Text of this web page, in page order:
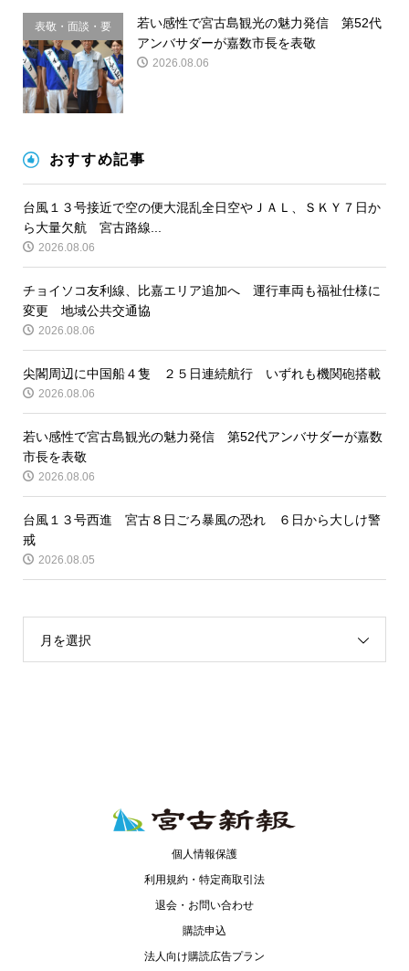
表敬・面談・要
請
若い感性で宮古島観光の魅力発信 第52代
アンバサダーが嘉数市長を表敬
2026.08.06
おすすめ記事
台風１３号接近で空の便大混乱全日空やＪＡＬ、ＳＫＹ７日か
ら大量欠航 宮古路線...
2026.08.06
チョイソコ友利線、比嘉エリア追加へ 運行車両も福祉仕様に
変更 地域公共交通協
2026.08.06
尖閣周辺に中国船４隻 ２５日連続航行 いずれも機関砲搭載
2026.08.06
若い感性で宮古島観光の魅力発信 第52代アンバサダーが嘉数
市長を表敬
2026.08.06
台風１３号西進 宮古８日ごろ暴風の恐れ ６日から大しけ警
戒
2026.08.05
月を選択
個人情報保護
利用規約・特定商取引法
退会・お問い合わせ
購読申込
法人向け購読広告プラン